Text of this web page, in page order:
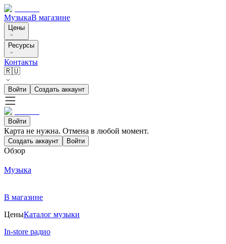
МузыкаВ магазине
Цены
Ресурсы
Контакты
🇷🇺
Войти Создать аккаунт
Войти
Карта не нужна. Отмена в любой момент.
Создать аккаунт Войти
Обзор
Музыка
В магазине
ЦеныКаталог музыки
In-store радио